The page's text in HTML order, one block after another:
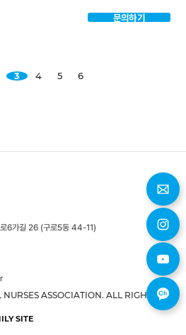
문의하기
3 4 5 6
6가길 26 (구로5동 44-11)
ASSOCIATION. ALL RIGHTS
SITE